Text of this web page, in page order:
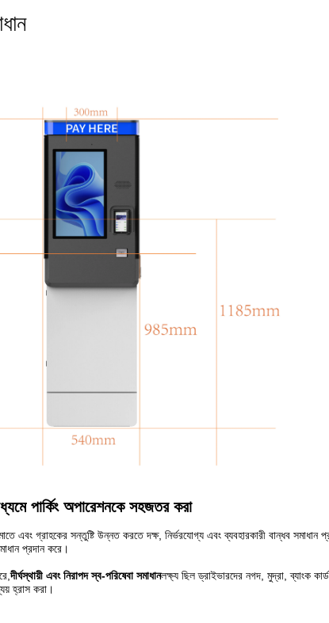
পার্কিং অপারেশনকে সহজতর করা
এবং গ্রাহকের সন্তুষ্টি উন্নত করতে দক্ষ, নির্ভরযোগ্য এবং ব্যবহারকারী বান্ধব সমাধান
প্রদান করে।
দীর্ঘস্থায়ী এবং নিরাপদ স্ব-পরিষেবা সমাধানলক্ষ্য ছিল ড্রাইভারদের নগদ, মুদ্রা, ব্যাংক
হ্রাস করা।